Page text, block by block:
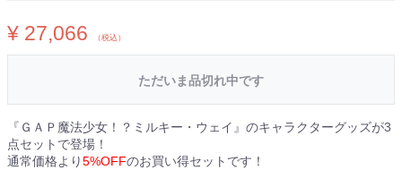
¥ 27,066 （税込）
ただいま品切れ中です
『ＧＡＰ魔法少女！？ミルキー・ウェイ』のキャラクターグッズが3
点セットで登場！
通常価格より5%OFFのお買い得セットです！